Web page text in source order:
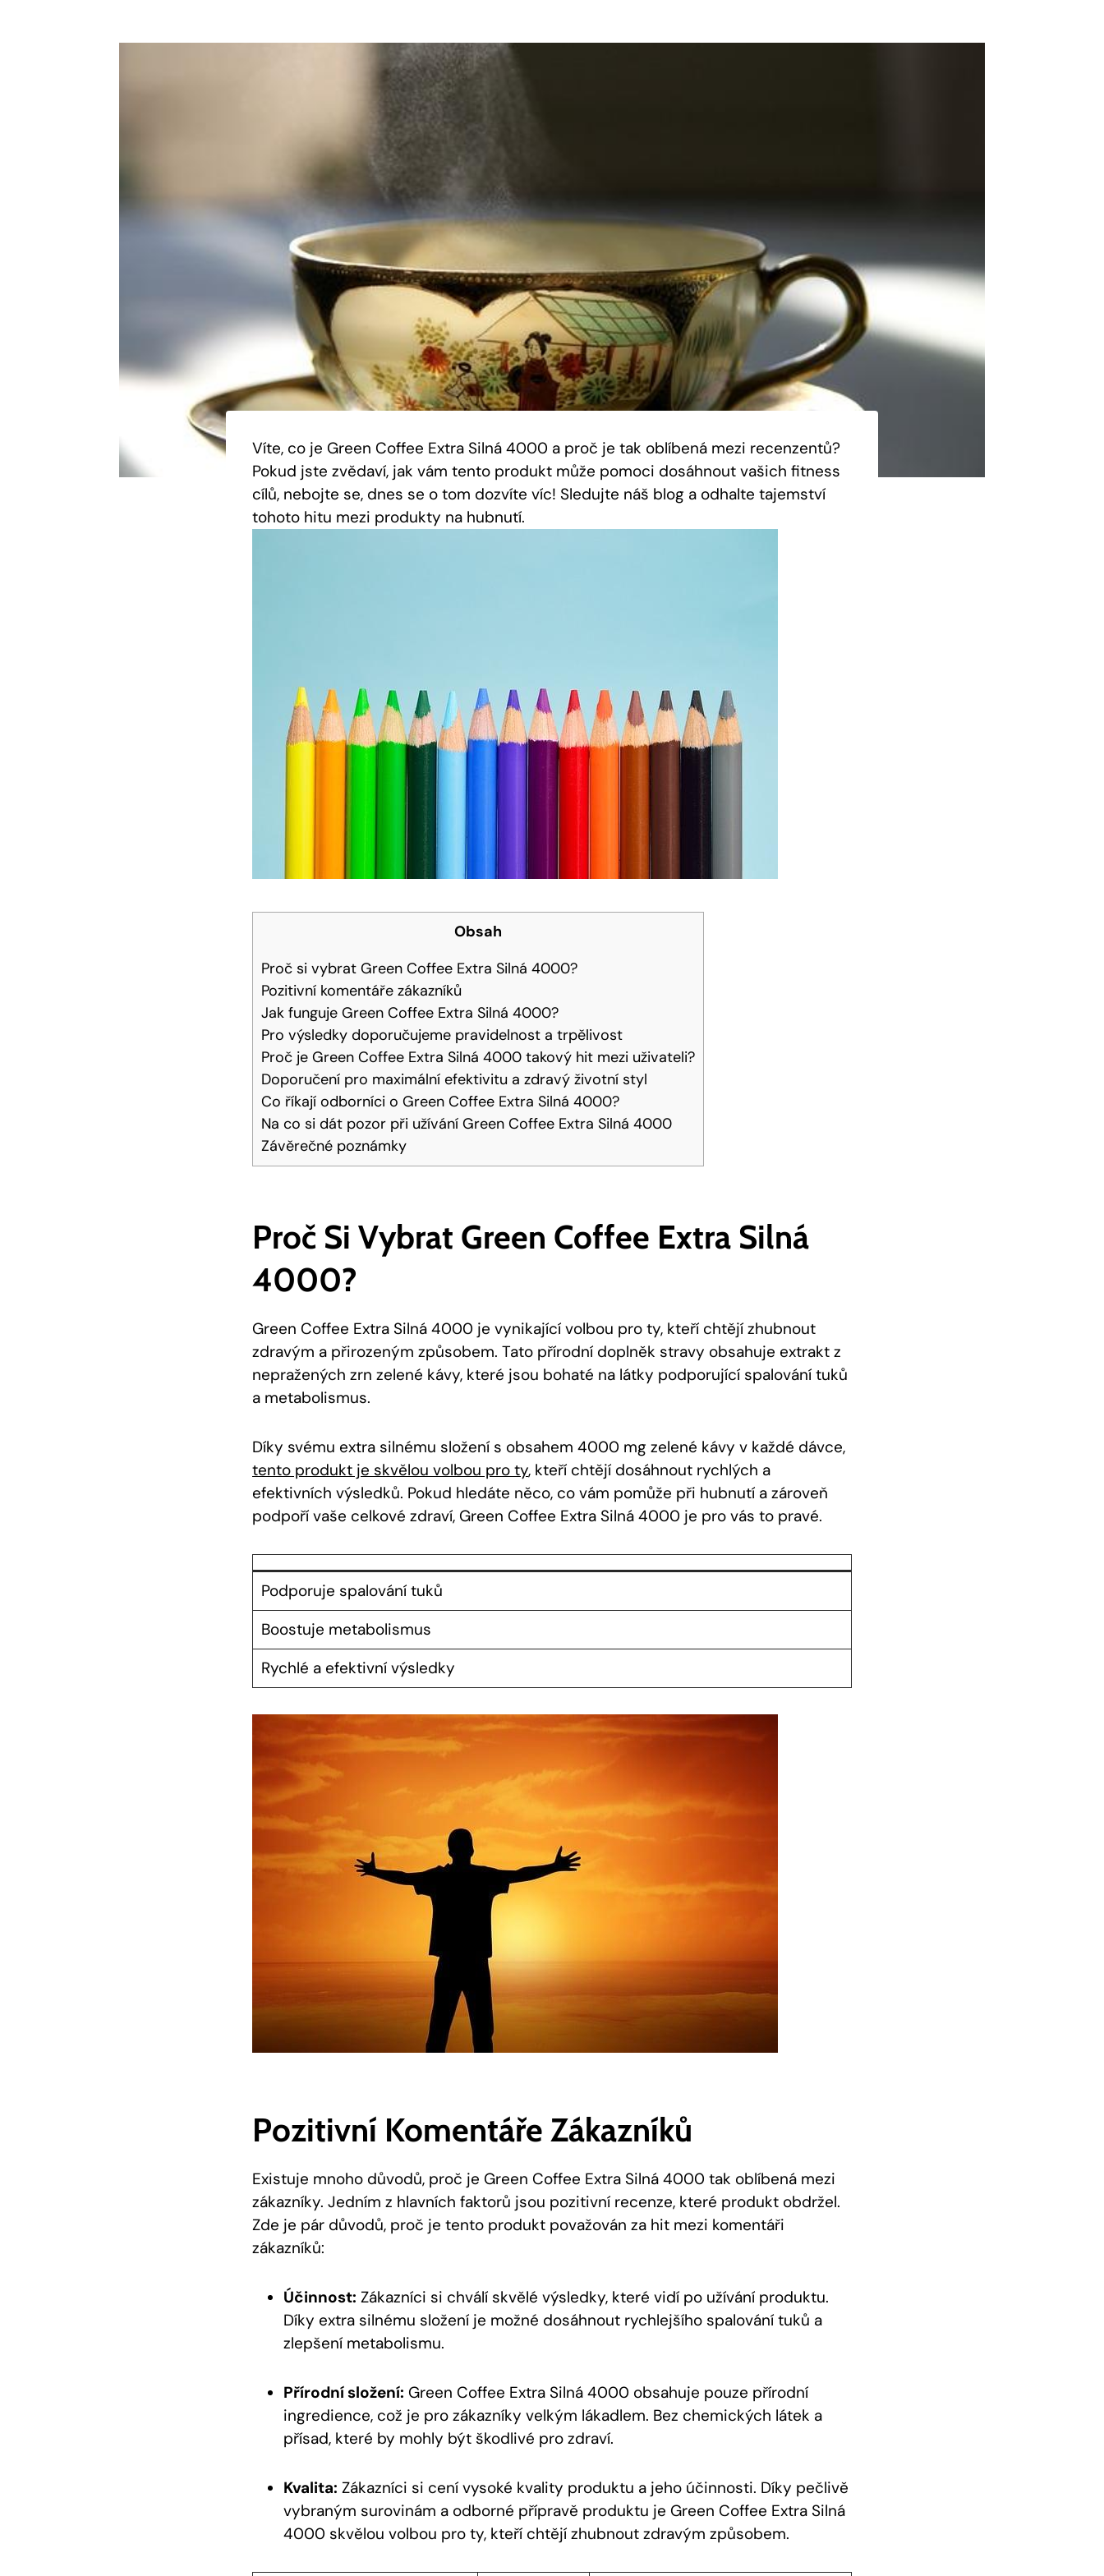
Víte, co je Green Coffee Extra Silná 4000 a proč je tak oblíbená mezi recenzentů?
Pokud jste zvědaví, jak vám tento produkt může pomoci dosáhnout vašich fitness
cílů, nebojte se, dnes se o tom dozvíte víc! Sledujte náš blog a odhalte tajemství
tohoto hitu mezi produkty na hubnutí.
Obsah
Proč si vybrat Green Coffee Extra Silná 4000?
Pozitivní komentáře zákazníků
Jak funguje Green Coffee Extra Silná 4000?
Pro výsledky doporučujeme pravidelnost a trpělivost
Proč je Green Coffee Extra Silná 4000 takový hit mezi uživateli?
Doporučení pro maximální efektivitu a zdravý životní styl
Co říkají odborníci o Green Coffee Extra Silná 4000?
Na co si dát pozor při užívání Green Coffee Extra Silná 4000
Závěrečné poznámky
Proč Si Vybrat Green Coffee Extra Silná
4000?
Green Coffee Extra Silná 4000 je vynikající volbou pro ty, kteří chtějí zhubnout
zdravým a přirozeným způsobem. Tato přírodní doplněk stravy obsahuje extrakt z
nepražených zrn zelené kávy, které jsou bohaté na látky podporující spalování tuků
a metabolismus.
Díky svému extra silnému složení s obsahem 4000 mg zelené kávy v každé dávce,
tento produkt je skvělou volbou pro ty, kteří chtějí dosáhnout rychlých a
efektivních výsledků. Pokud hledáte něco, co vám pomůže při hubnutí a zároveň
podpoří vaše celkové zdraví, Green Coffee Extra Silná 4000 je pro vás to pravé.
Podporuje spalování tuků
Boostuje metabolismus
Rychlé a efektivní výsledky
Pozitivní Komentáře Zákazníků
Existuje mnoho důvodů, proč je Green Coffee Extra Silná 4000 tak oblíbená mezi
zákazníky. Jedním z hlavních faktorů jsou pozitivní recenze, které produkt obdržel.
Zde je pár důvodů, proč je tento produkt považován za hit mezi komentáři
zákazníků:
Účinnost: Zákazníci si chválí skvělé výsledky, které vidí po užívání produktu.
Díky extra silnému složení je možné dosáhnout rychlejšího spalování tuků a
zlepšení metabolismu.
Přírodní složení: Green Coffee Extra Silná 4000 obsahuje pouze přírodní
ingredience, což je pro zákazníky velkým lákadlem. Bez chemických látek a
přísad, které by mohly být škodlivé pro zdraví.
Kvalita: Zákazníci si cení vysoké kvality produktu a jeho účinnosti. Díky pečlivě
vybraným surovinám a odborné přípravě produktu je Green Coffee Extra Silná
4000 skvělou volbou pro ty, kteří chtějí zhubnout zdravým způsobem.